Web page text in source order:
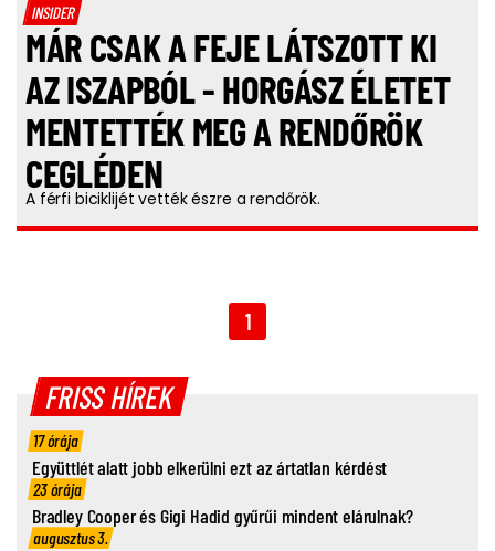
INSIDER
MÁR CSAK A FEJE LÁTSZOTT KI
AZ ISZAPBÓL - HORGÁSZ ÉLETET
MENTETTÉK MEG A RENDŐRÖK
CEGLÉDEN
A férfi biciklijét vették észre a rendőrök.
1
FRISS HÍREK
17 órája
Együttlét alatt jobb elkerülni ezt az ártatlan kérdést
23 órája
Bradley Cooper és Gigi Hadid gyűrűi mindent elárulnak?
augusztus 3.